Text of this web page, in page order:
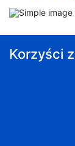
Korzyści